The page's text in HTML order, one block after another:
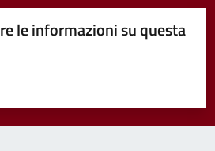
le informazioni su questa
stelle su 5
su 5
5